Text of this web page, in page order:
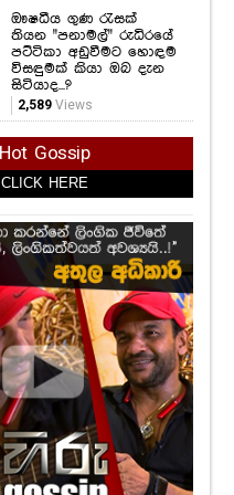
ඖෂධීය ගුණ රැසක්
තියන "පනාමල්" රුධිරයේ
පට්ටිකා අඩුවීමට හොඳම
විසඳුමක් කියා ඔබ දැන
සිටියාද...?
2,589 Views
Hot Gossip
CLICK HERE